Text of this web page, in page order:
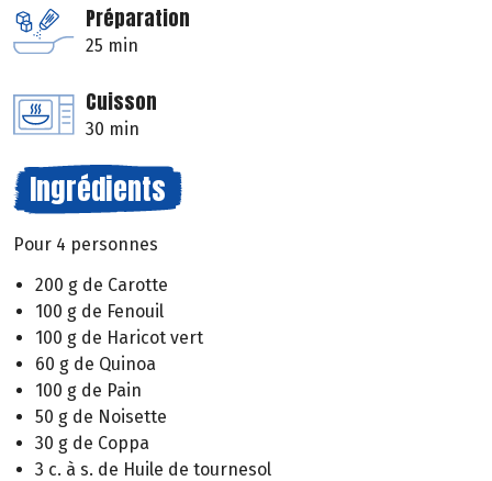
Préparation
25 min
Cuisson
30 min
Ingrédients
Pour 4 personnes
200 g de Carotte
100 g de Fenouil
100 g de Haricot vert
60 g de Quinoa
100 g de Pain
50 g de Noisette
30 g de Coppa
3 c. à s. de Huile de tournesol